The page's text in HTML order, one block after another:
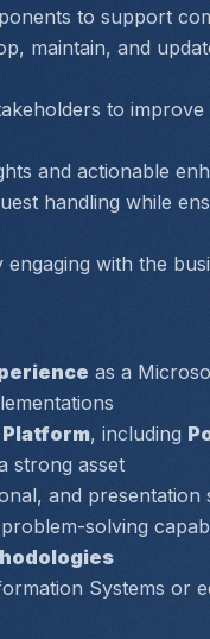
to support
maintain, and
to
and actionable
handling while
engaging with the
as a
, including
strong asset
and presentation
solving
Systems or